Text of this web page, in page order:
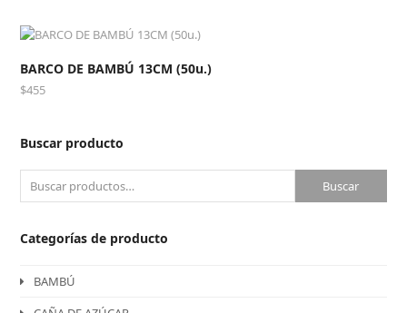
BARCO DE BAMBÚ 13CM (50u.)
$455
Buscar producto
Buscar
Categorías de producto
BAMBÚ